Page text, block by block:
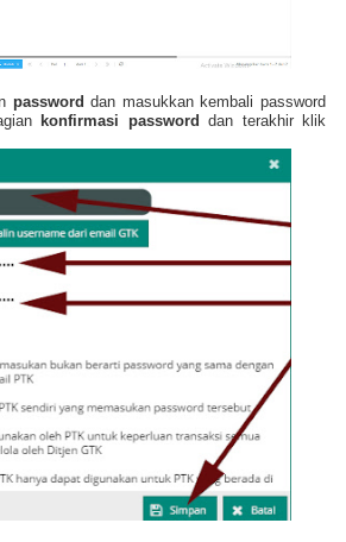
password dan masukkan kembali password
konfirmasi password dan terakhir klik